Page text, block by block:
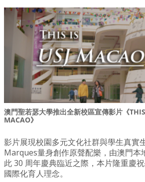
澳門聖若瑟大學推出全新校區宣傳影片《
MACAO》
影片展現校園多元文化社群與學生真實
Marques量身創作原聲配樂，由澳門本
此 30 周年慶典臨近之際，本片隆重慶
國際化育人理念。